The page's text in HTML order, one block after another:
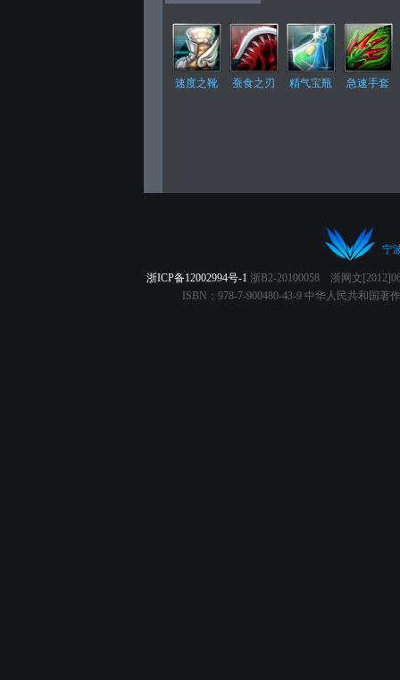
速度之靴 蚕食之刃 精气宝瓶 急速手套
宁
浙ICP备12002994号-1 浙B2-20100058 浙网文
ISBN：978-7-900480-43-9 中华人民共和国